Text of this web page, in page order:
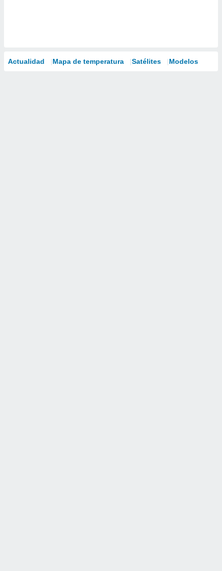
Actualidad Mapa de temperatura Satélites Modelos